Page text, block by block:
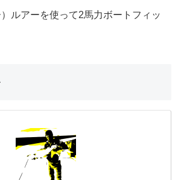
ルアーを使って2馬力ボートフィッ